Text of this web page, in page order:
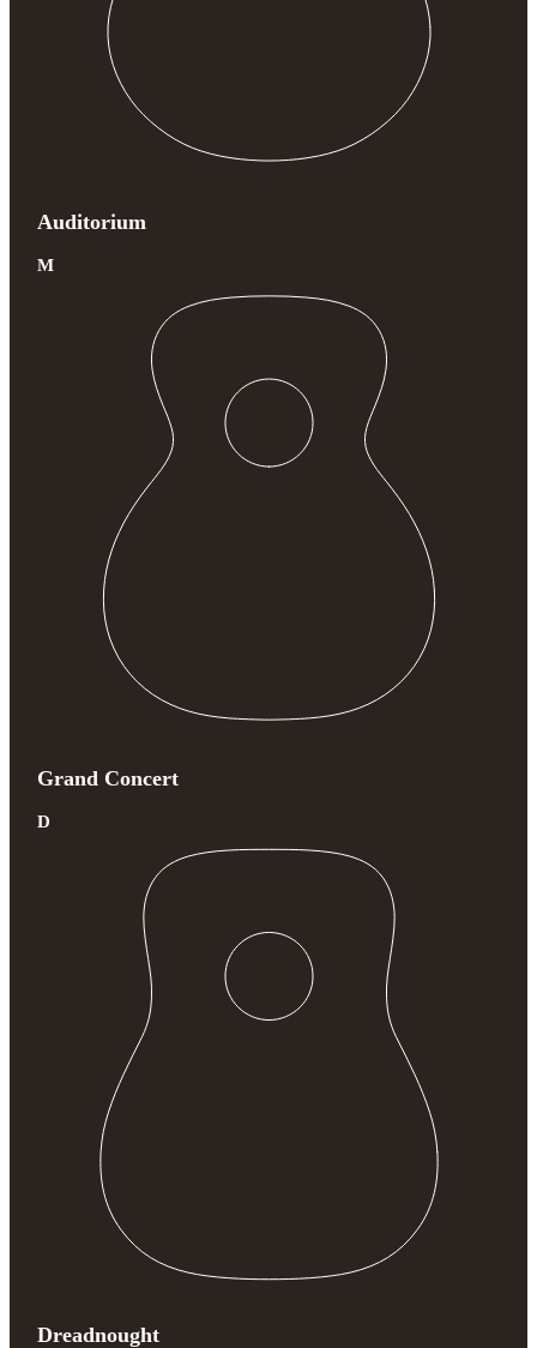
Auditorium
M
Grand Concert
D
Dreadnought